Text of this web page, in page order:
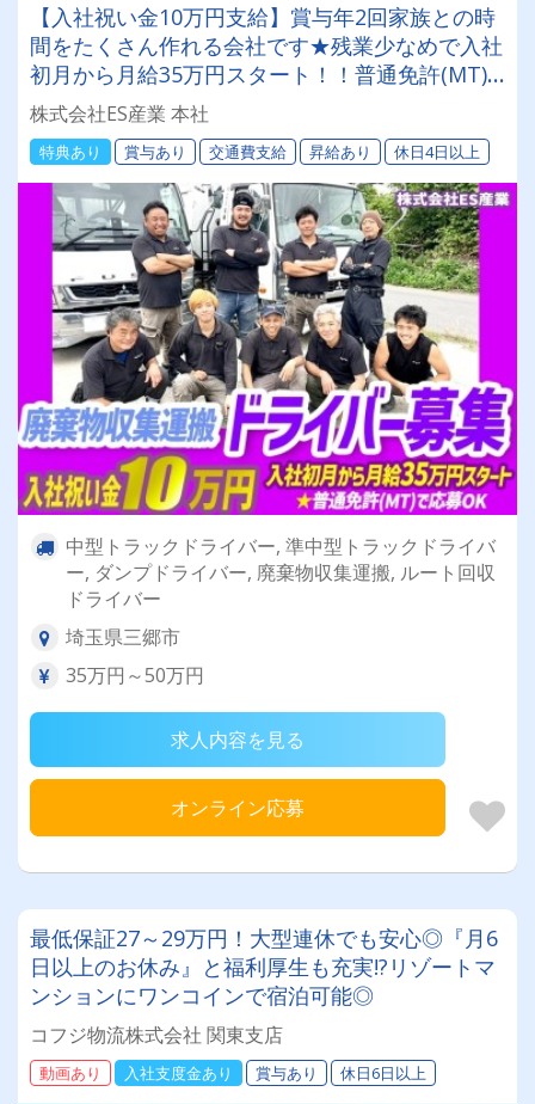
【入社祝い金10万円支給】賞与年2回家族との時
間をたくさん作れる会社です★残業少なめで入社
初月から月給35万円スタート！！普通免許(MT)
があれば応募OK♪
株式会社ES産業 本社
特典あり 賞与あり 交通費支給 昇給あり 休日4日以上
中型トラックドライバー, 準中型トラックドライバ
ー, ダンプドライバー, 廃棄物収集運搬, ルート回収
ドライバー
埼玉県三郷市
35万円～50万円
求人内容を見る
オンライン応募
最低保証27～29万円！大型連休でも安心◎『月6
日以上のお休み』と福利厚生も充実!?リゾートマ
ンションにワンコインで宿泊可能◎
コフジ物流株式会社 関東支店
動画あり 入社支度金あり 賞与あり 休日6日以上